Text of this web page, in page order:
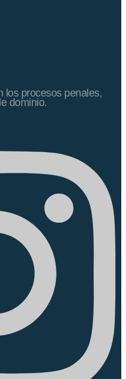
los procesos penales,
dominio.